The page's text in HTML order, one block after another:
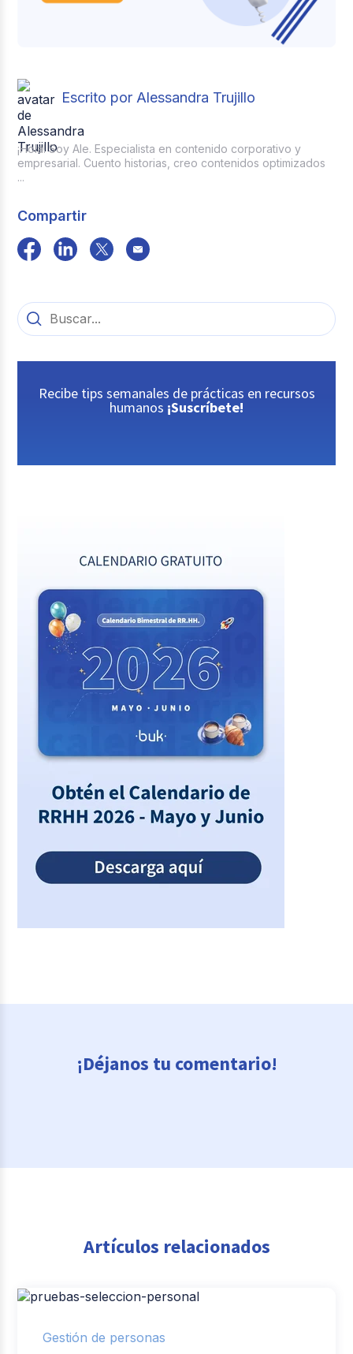
Escrito por Alessandra Trujillo
¡Hola! Soy Ale. Especialista en contenido corporativo y
empresarial. Cuento historias, creo contenidos optimizados
...
Compartir
Recibe tips semanales de prácticas en recursos
humanos ¡Suscríbete!
¡Déjanos tu comentario!
Artículos relacionados
Gestión de personas